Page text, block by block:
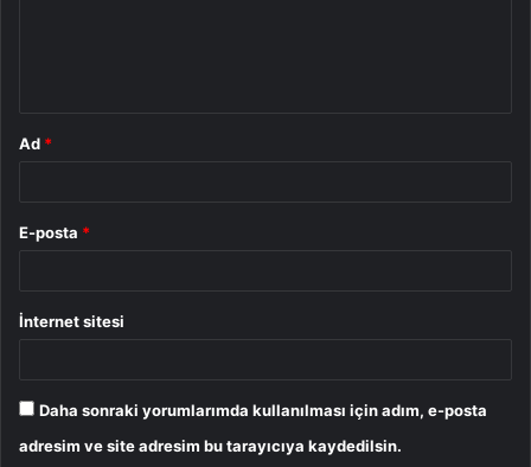
Ad *
E-posta *
İnternet sitesi
Daha sonraki yorumlarımda kullanılması için adım, e-posta
adresim ve site adresim bu tarayıcıya kaydedilsin.